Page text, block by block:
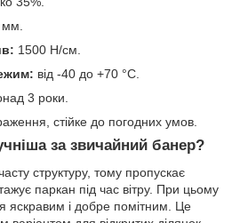
мм.
1500 Н/см.
від -40 до +70 °C.
3 роки.
стійке до погодних умов.
за звичайний банер?
структуру, тому пропускає
паркан під час вітру. При цьому
яскравим і добре помітним. Це